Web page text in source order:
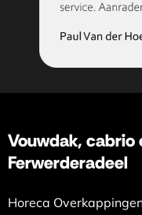
Vouwdak, cabrio
Ferwerderadeel
Horeca